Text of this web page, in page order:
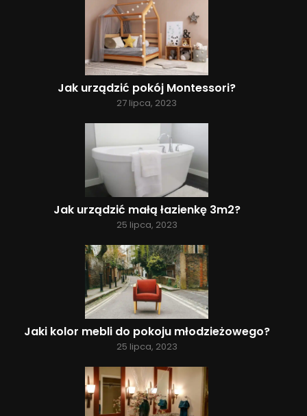
Jak urządzić pokój Montessori?
27 lipca, 2023
Jak urządzić małą łazienkę 3m2?
25 lipca, 2023
Jaki kolor mebli do pokoju młodzieżowego?
25 lipca, 2023